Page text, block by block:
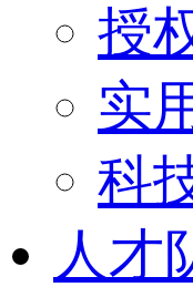
授
实
科
人才